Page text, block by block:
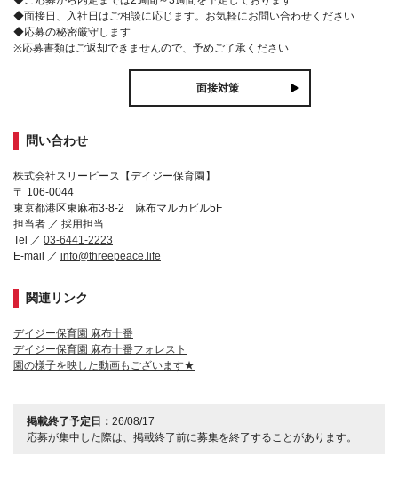
◆面接日、入社日はご相談に応じます。お気軽にお問い合わせください
◆応募の秘密厳守します
※応募書類はご返却できませんので、予めご了承ください
面接対策
問い合わせ
株式会社スリーピース【デイジー保育園】
〒 106-0044
東京都港区東麻布3-8-2 麻布マルカビル5F
担当者 ／ 採用担当
Tel ／ 03-6441-2223
E-mail ／ info@threepeace.life
関連リンク
デイジー保育園 麻布十番
デイジー保育園 麻布十番フォレスト
園の様子を映した動画もございます★
掲載終了予定日： 26/08/17
応募が集中した際は、掲載終了前に募集を終了することがあります。